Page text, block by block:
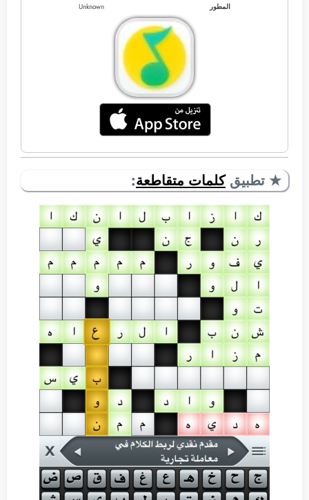
المطور Unknown
★ تطبيقكلمات متقاطعة: